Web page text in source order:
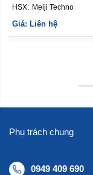
Meiji Techno
Giá: Liên hệ
Phụ trách chung
0949 409 690